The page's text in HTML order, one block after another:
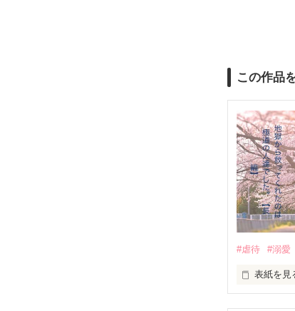
この作品
#虐待 #溺愛
表紙を見